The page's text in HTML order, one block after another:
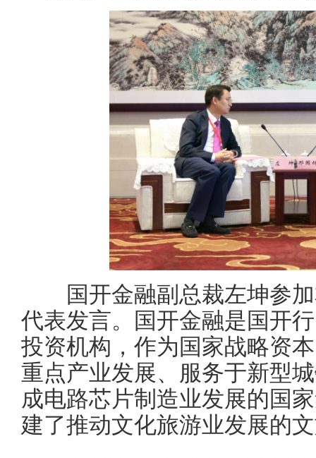
国开金融副总裁左坤参加
代表发言。国开金融是国开
投资机构，作为国家战略资
重点产业发展、服务于新型
成电路芯片制造业发展的国
建了推动文化旅游业发展的